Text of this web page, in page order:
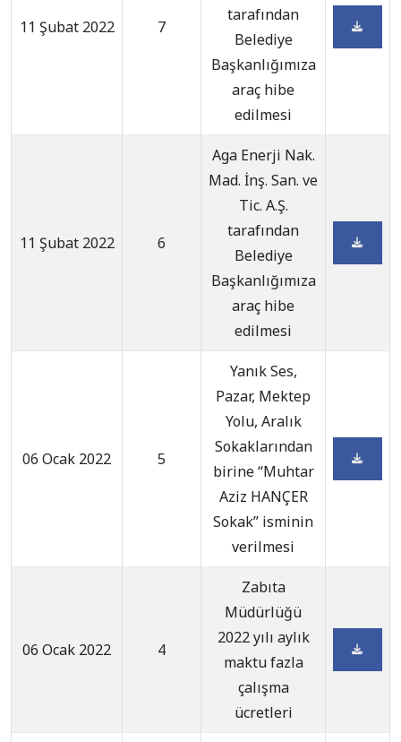
11 Şubat 2022 7
tarafından
Belediye
Başkanlığımıza
araç hibe
edilmesi
11 Şubat 2022 6
Aga Enerji Nak.
Mad. İnş. San. ve
Tic. A.Ş.
tarafından
Belediye
Başkanlığımıza
araç hibe
edilmesi
06 Ocak 2022 5
Yanık Ses,
Pazar, Mektep
Yolu, Aralık
Sokaklarından
birine “Muhtar
Aziz HANÇER
Sokak” isminin
verilmesi
06 Ocak 2022 4
Zabıta
Müdürlüğü
2022 yılı aylık
maktu fazla
çalışma
ücretleri